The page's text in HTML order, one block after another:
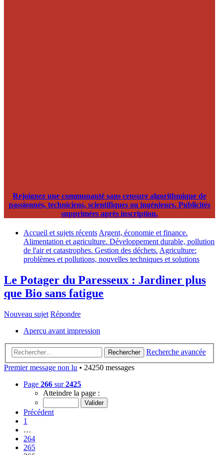
Rejoignez une communauté sans censure algorithmique de
passionnés, techniciens, scientifiques ou ingénieurs. Publicités
supprimées après inscription.
Accueil et sujets récentsArgent, économie et finance.
Alimentation et agriculture. Développement durable, pollution
de l'air et catastrophes. Gestion des déchets. Agriculture:
problèmes et pollutions, nouvelles techniques et solutions
Le Potager du Paresseux : Jardiner plus
que Bio sans fatigue
Nouveau sujet Répondre
Aperçu avant impression
Rechercher
Recherche avancée
Premier message non lu • 24250 messages
Page 266 sur2425
Atteindre la page :
Précédent
1
…
264
265